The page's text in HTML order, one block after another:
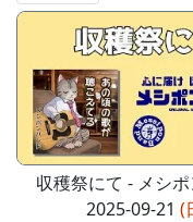
収穫祭にて - メシ
2025-09-21 (